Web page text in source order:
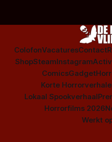
ColofonVacaturesContact
ShopSteamInstagram
ComicsGadget
Korte
Lokaal Spookverhaal
Horrorfilms 2026
Werkt